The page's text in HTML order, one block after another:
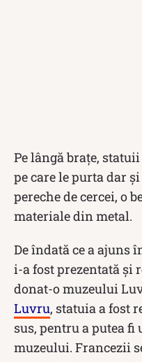
Pe lângă brațe,
pe care le purta dar
pereche de cercei, o
materiale din metal.
De îndată ce a ajuns
i-a fost prezentată și
donat-o muzeului
Luvru, statuia a fost
sus, pentru a putea
muzeului. Francezii